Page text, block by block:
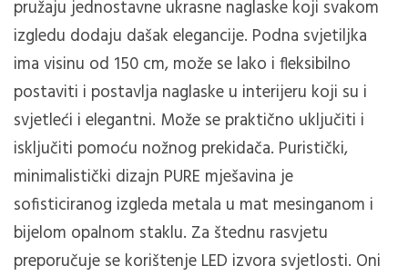
pružaju jednostavne ukrasne naglaske koji svakom
izgledu dodaju dašak elegancije. Podna svjetiljka
ima visinu od 150 cm, može se lako i fleksibilno
postaviti i postavlja naglaske u interijeru koji su i
svjetleći i elegantni. Može se praktično uključiti i
isključiti pomoću nožnog prekidača. Puristički,
minimalistički dizajn PURE mješavina je
sofisticiranog izgleda metala u mat mesinganom i
bijelom opalnom staklu. Za štednu rasvjetu
preporučuje se korištenje LED izvora svjetlosti. Oni